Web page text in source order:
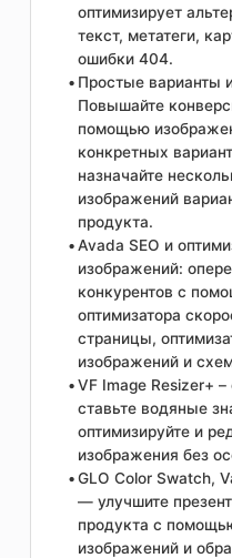
оптимизирует
текст, метатеги,
ошибки 404.
Простые варианты
Повышайте
помощью
конкретных
назначайте
изображений
продукта.
Avada SEO и
изображений:
конкурентов с
оптимизатора
страницы,
изображений и
VF Image Resizer+
ставьте водяные
оптимизируйте и
изображения без
GLO Color Swatch,
— улучшите
продукта с
изображений и